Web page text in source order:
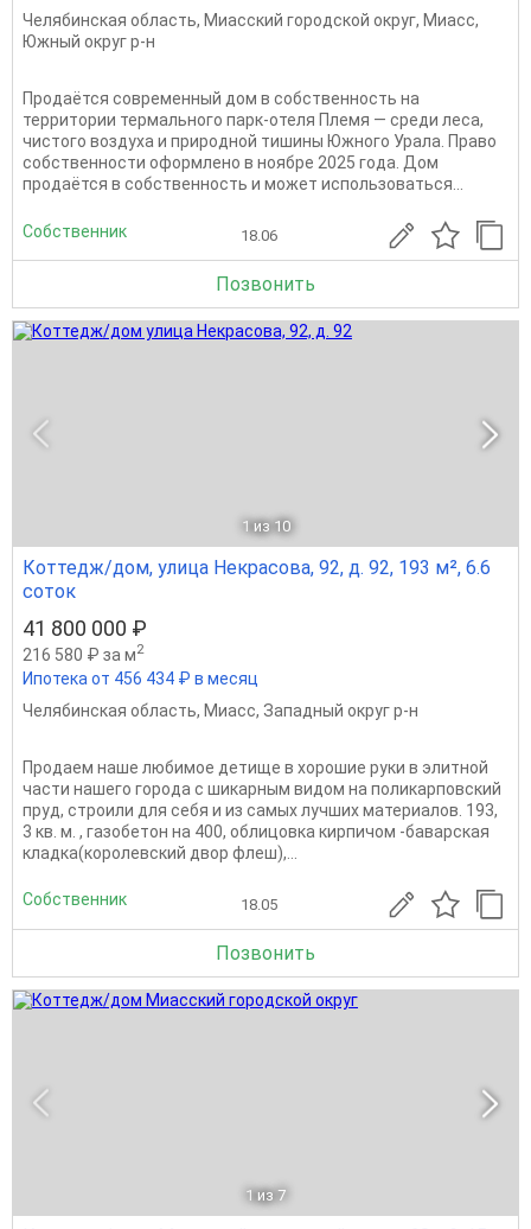
Челябинская область, Миасский городской округ, Миасс,
Южный округ р-н
Продаётся современный дом в собственность на
территории термального парк-отеля Племя — среди леса,
чистого воздуха и природной тишины Южного Урала. Право
собственности оформлено в ноябре 2025 года. Дом
продаётся в собственность и может использоваться...
Собственник 18.06
Позвонить
1 из 10
Коттедж/дом, улица Некрасова, 92, д. 92, 193 м², 6.6
соток
41 800 000 ₽
216 580 ₽ за м2
Ипотека от 456 434 ₽ в месяц
Челябинская область, Миасс, Западный округ р-н
Продаем наше любимое детище в хорошие руки в элитной
части нашего города с шикарным видом на поликарповский
пруд, строили для себя и из самых лучших материалов. 193,
3 кв. м. , газобетон на 400, облицовка кирпичом -баварская
кладка(королевский двор флеш),...
Собственник 18.05
Позвонить
1 из 7